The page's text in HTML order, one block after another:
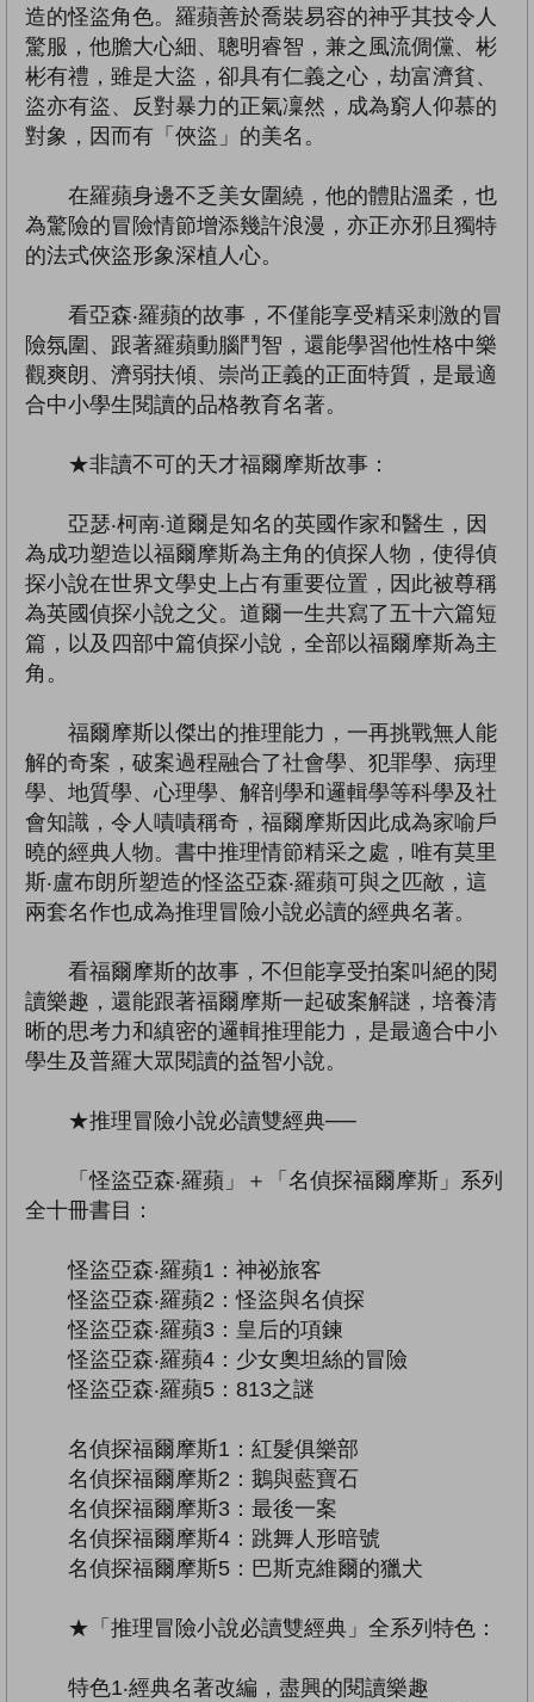
造的怪盜角色。羅蘋善於喬裝易容的神乎其技令人
驚服，他膽大心細、聰明睿智，兼之風流倜儻、彬
彬有禮，雖是大盜，卻具有仁義之心，劫富濟貧、
盜亦有盜、反對暴力的正氣凜然，成為窮人仰慕的
對象，因而有「俠盜」的美名。
在羅蘋身邊不乏美女圍繞，他的體貼溫柔，也
為驚險的冒險情節增添幾許浪漫，亦正亦邪且獨特
的法式俠盜形象深植人心。
看亞森‧羅蘋的故事，不僅能享受精采刺激的冒
險氛圍、跟著羅蘋動腦鬥智，還能學習他性格中樂
觀爽朗、濟弱扶傾、崇尚正義的正面特質，是最適
合中小學生閱讀的品格教育名著。
★非讀不可的天才福爾摩斯故事：
亞瑟‧柯南‧道爾是知名的英國作家和醫生，因
為成功塑造以福爾摩斯為主角的偵探人物，使得偵
探小說在世界文學史上占有重要位置，因此被尊稱
為英國偵探小說之父。道爾一生共寫了五十六篇短
篇，以及四部中篇偵探小說，全部以福爾摩斯為主
角。
福爾摩斯以傑出的推理能力，一再挑戰無人能
解的奇案，破案過程融合了社會學、犯罪學、病理
學、地質學、心理學、解剖學和邏輯學等科學及社
會知識，令人嘖嘖稱奇，福爾摩斯因此成為家喻戶
曉的經典人物。書中推理情節精采之處，唯有莫里
斯‧盧布朗所塑造的怪盜亞森‧羅蘋可與之匹敵，這
兩套名作也成為推理冒險小說必讀的經典名著。
看福爾摩斯的故事，不但能享受拍案叫絕的閱
讀樂趣，還能跟著福爾摩斯一起破案解謎，培養清
晰的思考力和縝密的邏輯推理能力，是最適合中小
學生及普羅大眾閱讀的益智小說。
★推理冒險小說必讀雙經典──
「怪盜亞森‧羅蘋」＋「名偵探福爾摩斯」系列
全十冊書目：
怪盜亞森‧羅蘋1：神祕旅客
怪盜亞森‧羅蘋2：怪盜與名偵探
怪盜亞森‧羅蘋3：皇后的項鍊
怪盜亞森‧羅蘋4：少女奧坦絲的冒險
怪盜亞森‧羅蘋5：813之謎
名偵探福爾摩斯1：紅髮俱樂部
名偵探福爾摩斯2：鵝與藍寶石
名偵探福爾摩斯3：最後一案
名偵探福爾摩斯4：跳舞人形暗號
名偵探福爾摩斯5：巴斯克維爾的獵犬
★「推理冒險小說必讀雙經典」全系列特色：
特色1‧經典名著改編，盡興的閱讀樂趣